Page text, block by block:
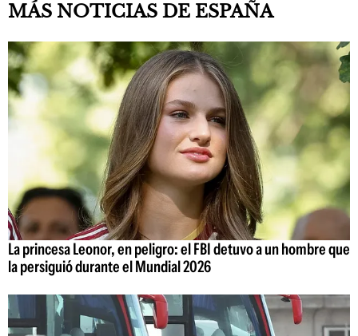
MÁS NOTICIAS DE ESPAÑA
La princesa Leonor, en peligro: el FBI detuvo a un hombre que
la persiguió durante el Mundial 2026